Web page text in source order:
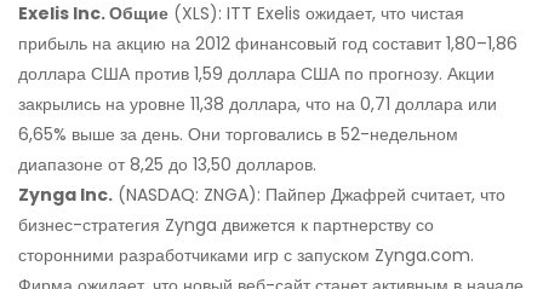
Exelis Inc. Общие (XLS): ITT Exelis ожидает, что чистая
прибыль на акцию на 2012 финансовый год составит 1,80–1,86
доллара США против 1,59 доллара США по прогнозу. Акции
закрылись на уровне 11,38 доллара, что на 0,71 доллара или
6,65% выше за день. Они торговались в 52-недельном
диапазоне от 8,25 до 13,50 долларов.
Zynga Inc. (NASDAQ: ZNGA): Пайпер Джафрей считает, что
бизнес-стратегия Zynga движется к партнерству со
сторонними разработчиками игр с запуском Zynga.com.